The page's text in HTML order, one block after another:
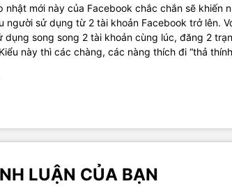
nhật mới này của Facebook chắc chắn sẽ khiến
người sử dụng từ 2 tài khoản Facebook trở lên.
dụng song song 2 tài khoản cùng lúc, đăng 2
này thì các chàng, các nàng thích đi “thả
LUẬN CỦA BẠN